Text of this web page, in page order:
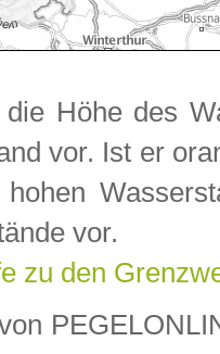
Höhe des
vor. Ist er
vor.
zu den